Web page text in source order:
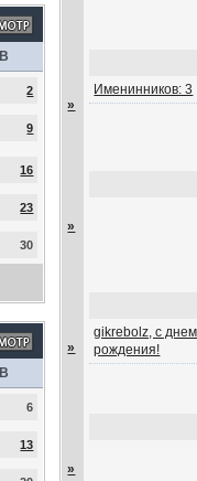
В
2
9
16
23
30
В
6
13
»
Именинников: 3
»
»
gikrebolz, с днем
рождения!
»